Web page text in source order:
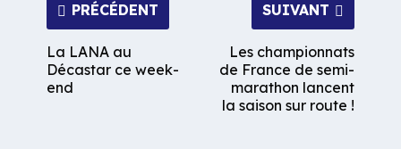
PRÉCÉDENT
La LANA au
Décastar ce week-
end
SUIVANT
Les championnats
de France de semi-
marathon lancent
la saison sur route !